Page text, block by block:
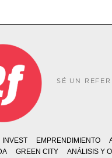
SÉ UN
INVEST EMPRENDIMIENTO
GREEN CITY
ANÁLISIS Y